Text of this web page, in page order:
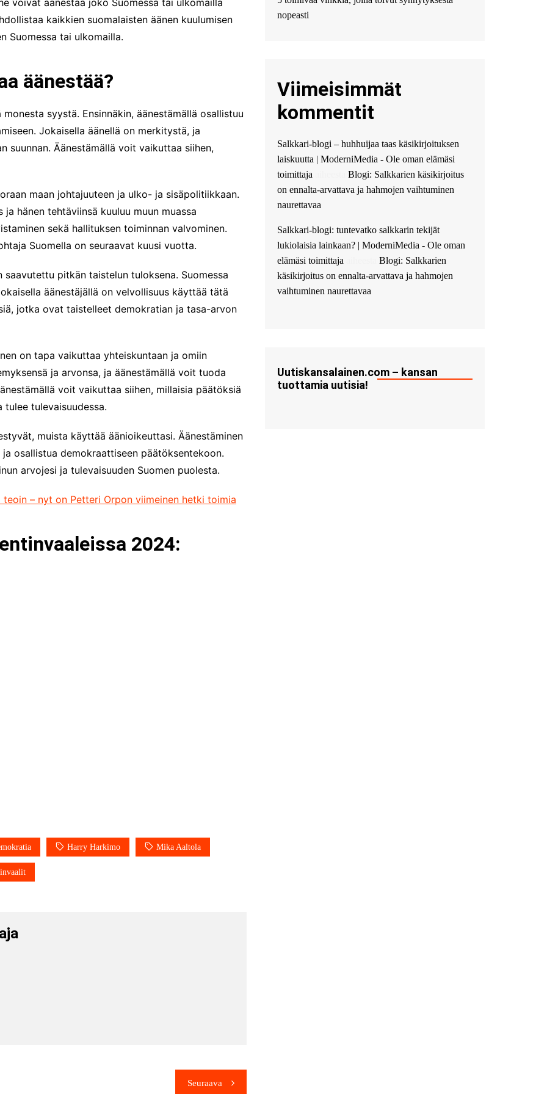
voivat äänestää joko Suomessa tai ulkomailla
kaikkien suomalaisten äänen kuulumisen
Suomessa tai ulkomailla.
äänestää?
syystä. Ensinnäkin, äänestämällä osallistuu
Jokaisella äänellä on merkitystä, ja
suunnan. Äänestämällä voit vaikuttaa siihen,
maan johtajuuteen ja ulko- ja sisäpolitiikkaan.
hänen tehtäviinsä kuuluu muun muassa
sekä hallituksen toiminnan valvominen.
Suomella on seuraavat kuusi vuotta.
pitkän taistelun tuloksena. Suomessa
äänestäjällä on velvollisuus käyttää tätä
jotka ovat taistelleet demokratian ja tasa-arvon
on tapa vaikuttaa yhteiskuntaan ja omiin
ja arvonsa, ja äänestämällä voit tuoda
voit vaikuttaa siihen, millaisia päätöksiä
tulee tulevaisuudessa.
muista käyttää äänioikeuttasi. Äänestäminen
osallistua demokraattiseen päätöksentekoon.
arvojesi ja tulevaisuuden Suomen puolesta.
– nyt on Petteri Orpon viimeinen hetki toimia
2024:
Harry Harkimo Mika Aaltola
Seuraava
высокоприбыльные
guest_5115 :hello
You’ve successfully installed
nopeasti
Viimeisimmät
kommentit
Salkkari-blogi – huhhuijaa taas käsikirjoituksen
laiskuutta | ModerniMedia - Ole oman elämäsi
toimittaja
Blogi: Salkkarien käsikirjoitus
on ennalta-arvattava ja hahmojen vaihtuminen
naurettavaa
Salkkari-blogi: tuntevatko salkkarin tekijät
lukiolaisia lainkaan? | ModerniMedia - Ole oman
elämäsi toimittaja
Blogi: Salkkarien
käsikirjoitus on ennalta-arvattava ja hahmojen
vaihtuminen naurettavaa
Uutiskansalainen.com – kansan
tuottamia uutisia!